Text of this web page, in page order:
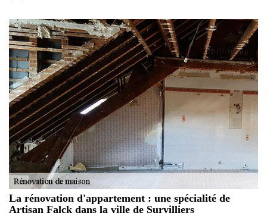
La rénovation d'appartement : une spécialité de
Artisan Falck dans la ville de Survilliers